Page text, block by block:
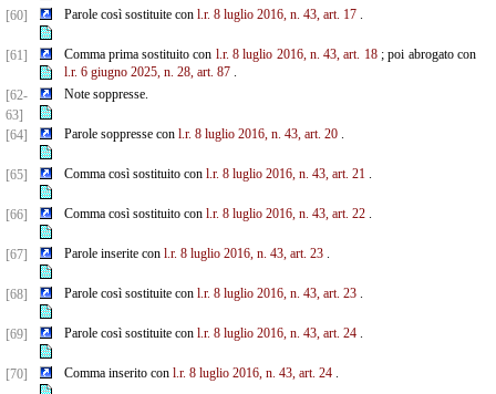
[60] Parole così sostituite con l.r. 8 luglio 2016, n. 43, art. 17.
[61] Comma prima sostituito con l.r. 8 luglio 2016, n. 43, art. 18; poi abrogato con
l.r. 6 giugno 2025, n. 28, art. 87.
[62-
63]
Note soppresse.
[64] Parole soppresse con l.r. 8 luglio 2016, n. 43, art. 20.
[65] Comma così sostituito con l.r. 8 luglio 2016, n. 43, art. 21.
[66] Comma così sostituito con l.r. 8 luglio 2016, n. 43, art. 22.
[67] Parole inserite con l.r. 8 luglio 2016, n. 43, art. 23.
[68] Parole così sostituite con l.r. 8 luglio 2016, n. 43, art. 23.
[69] Parole così sostituite con l.r. 8 luglio 2016, n. 43, art. 24.
[70] Comma inserito con l.r. 8 luglio 2016, n. 43, art. 24.